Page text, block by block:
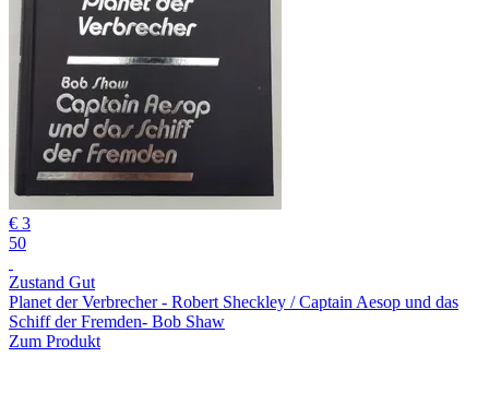
€ 3
50
Zustand Gut
Planet der Verbrecher - Robert Sheckley / Captain Aesop und das
Schiff der Fremden- Bob Shaw
Zum Produkt